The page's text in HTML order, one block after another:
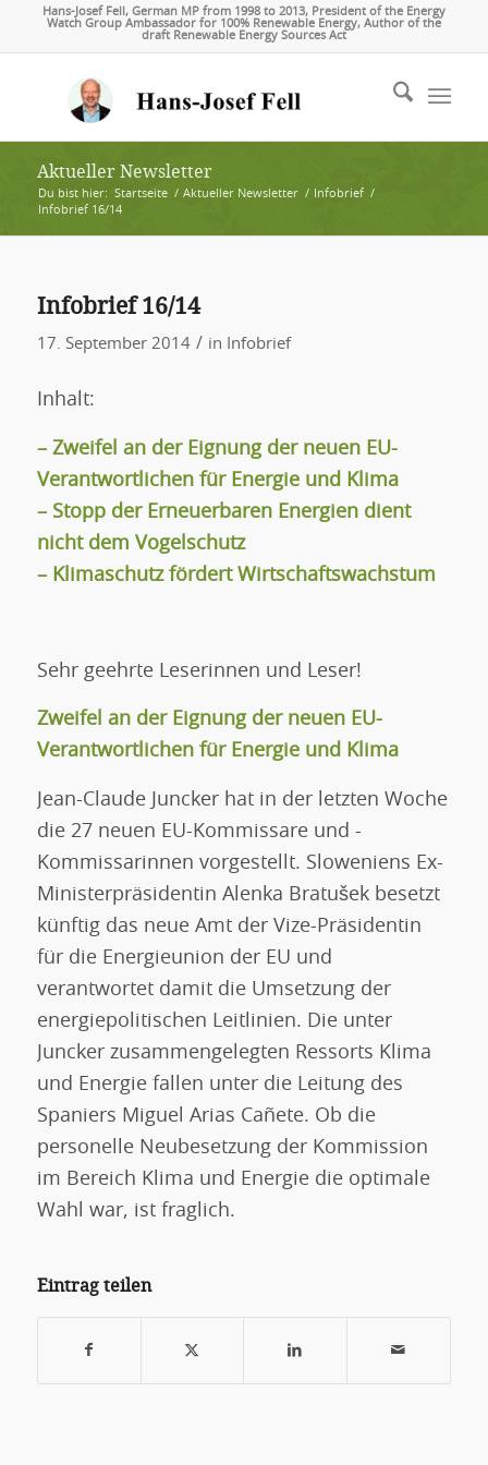
Hans-Josef Fell, German MP from 1998 to 2013, President of the Energy
Watch Group Ambassador for 100% Renewable Energy, Author of the
draft Renewable Energy Sources Act
Aktueller Newsletter
Du bist hier: Startseite / Aktueller Newsletter / Infobrief /
Infobrief 16/14
Infobrief 16/14
17. September 2014 / in Infobrief
Inhalt:
– Zweifel an der Eignung der neuen EU-
Verantwortlichen für Energie und Klima
– Stopp der Erneuerbaren Energien dient
nicht dem Vogelschutz
– Klimaschutz fördert Wirtschaftswachstum
Sehr geehrte Leserinnen und Leser!
Zweifel an der Eignung der neuen EU-
Verantwortlichen für Energie und Klima
Jean-Claude Juncker hat in der letzten Woche
die 27 neuen EU-Kommissare und -
Kommissarinnen vorgestellt. Sloweniens Ex-
Ministerpräsidentin Alenka Bratušek besetzt
künftig das neue Amt der Vize-Präsidentin
für die Energieunion der EU und
verantwortet damit die Umsetzung der
energiepolitischen Leitlinien. Die unter
Juncker zusammengelegten Ressorts Klima
und Energie fallen unter die Leitung des
Spaniers Miguel Arias Cañete. Ob die
personelle Neubesetzung der Kommission
im Bereich Klima und Energie die optimale
Wahl war, ist fraglich.
Eintrag teilen